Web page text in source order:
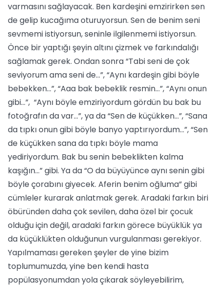
varmasını sağlayacak. Ben kardeşini emzirirken sen
de gelip kucağıma oturuyorsun. Sen de benim seni
sevmemi istiyorsun, seninle ilgilenmemi istiyorsun.
Önce bir yaptığı şeyin altını çizmek ve farkındalığı
sağlamak gerek. Ondan sonra “Tabi seni de çok
seviyorum ama seni de…”, “Aynı kardeşin gibi böyle
bebekken…”, “Aaa bak bebeklik resmin…”, “Aynı onun
gibi…”, “Aynı böyle emziriyordum gördün bu bak bu
fotoğrafın da var…”, ya da “Sen de küçükken…”, “Sana
da tıpkı onun gibi böyle banyo yaptırıyordum…”, “Sen
de küçükken sana da tıpkı böyle mama
yediriyordum. Bak bu senin bebeklikten kalma
kaşığın…” gibi. Ya da “O da büyüyünce aynı senin gibi
böyle çorabını giyecek. Aferin benim oğluma” gibi
cümleler kurarak anlatmak gerek. Aradaki farkın biri
öbüründen daha çok sevilen, daha özel bir çocuk
olduğu için değil, aradaki farkın görece büyüklük ya
da küçüklükten olduğunun vurgulanması gerekiyor.
Yapılmaması gereken şeyler de yine bizim
toplumumuzda, yine ben kendi hasta
popülasyonumdan yola çıkarak söyleyebilirim,